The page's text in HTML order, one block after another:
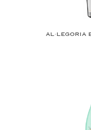
AL·LEGORIA